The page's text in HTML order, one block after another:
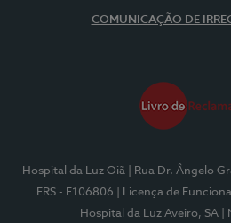
COMUNICAÇÃO DE
Hospital da Luz Oiã | Rua Dr. Ângelo
ERS - E106806
| Licença de
Hospital da Luz Aveiro, SA
|